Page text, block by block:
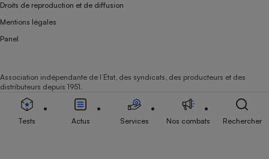
Droits de reproduction et de diffusion
Mentions légales
Panel
Association indépendante de l’État, des syndicats, des producteurs et des
distributeurs depuis 1951.
Tests Actus Services Nos combats Rechercher